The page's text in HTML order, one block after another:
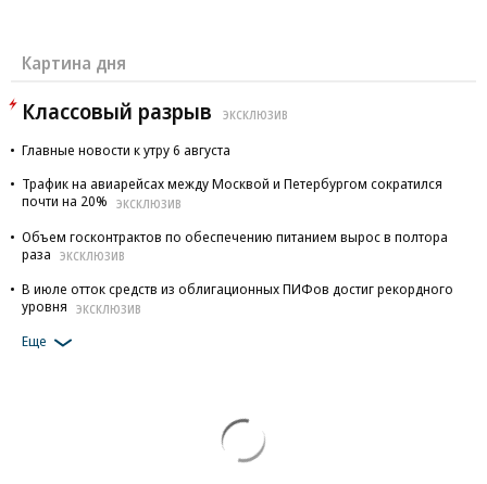
Картина дня
Классовый разрыв ЭКСКЛЮЗИВ
Главные новости к утру 6 августа
Трафик на авиарейсах между Москвой и Петербургом сократился
почти на 20%
ЭКСКЛЮЗИВ
Объем госконтрактов по обеспечению питанием вырос в полтора
раза
ЭКСКЛЮЗИВ
В июле отток средств из облигационных ПИФов достиг рекордного
уровня
ЭКСКЛЮЗИВ
Еще